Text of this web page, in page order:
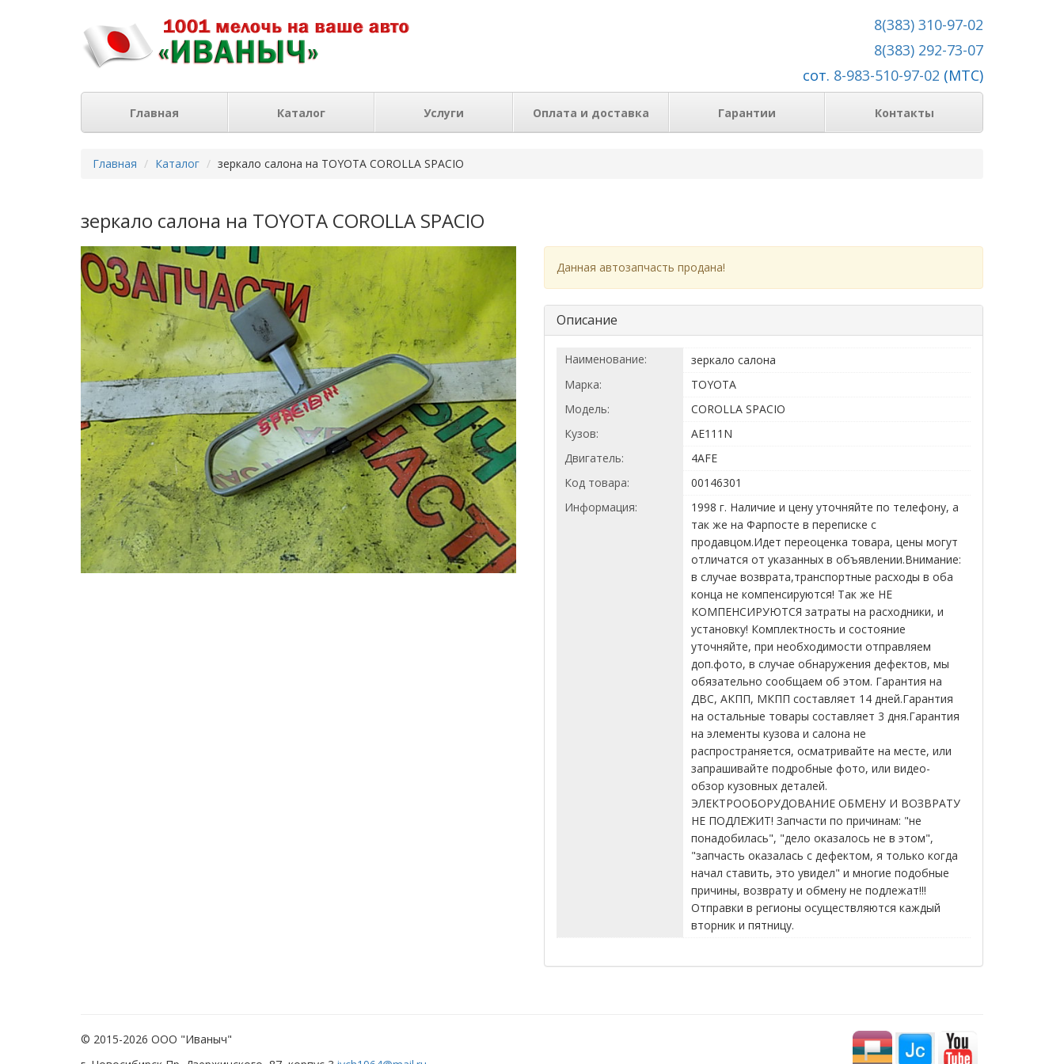
8(383) 310-97-02
8(383) 292-73-07
сот. 8-983-510-97-02 (МТС)
Главная Каталог Услуги Оплата и доставка Гарантии Контакты
Главная Каталог зеркало салона на TOYOTA COROLLA SPACIO
зеркало салона на TOYOTA COROLLA SPACIO
Данная автозапчасть продана!
Описание
Наименование:
зеркало салона
Марка:
TOYOTA
Модель:
COROLLA SPACIO
Кузов:
AE111N
Двигатель:
4AFE
Код товара:
00146301
Информация:
1998 г. Наличие и цену уточняйте по телефону, а
так же на Фарпосте в переписке с
продавцом.Идет переоценка товара, цены могут
отличатся от указанных в объявлении.Внимание:
в случае возврата,транспортные расходы в оба
конца не компенсируются! Так же НЕ
КОМПЕНСИРУЮТСЯ затраты на расходники, и
установку! Комплектность и состояние
уточняйте, при необходимости отправляем
доп.фото, в случае обнаружения дефектов, мы
обязательно сообщаем об этом. Гарантия на
ДВС, АКПП, МКПП составляет 14 дней.Гарантия
на остальные товары составляет 3 дня.Гарантия
на элементы кузова и салона не
распространяется, осматривайте на месте, или
запрашивайте подробные фото, или видео-
обзор кузовных деталей.
ЭЛЕКТРООБОРУДОВАНИЕ ОБМЕНУ И ВОЗВРАТУ
НЕ ПОДЛЕЖИТ! Запчасти по причинам: "не
понадобилась", "дело оказалось не в этом",
"запчасть оказалась с дефектом, я только когда
начал ставить, это увидел" и многие подобные
причины, возврату и обмену не подлежат!!!
Отправки в регионы осуществляются каждый
вторник и пятницу.
© 2015-2026 ООО "Иваныч"